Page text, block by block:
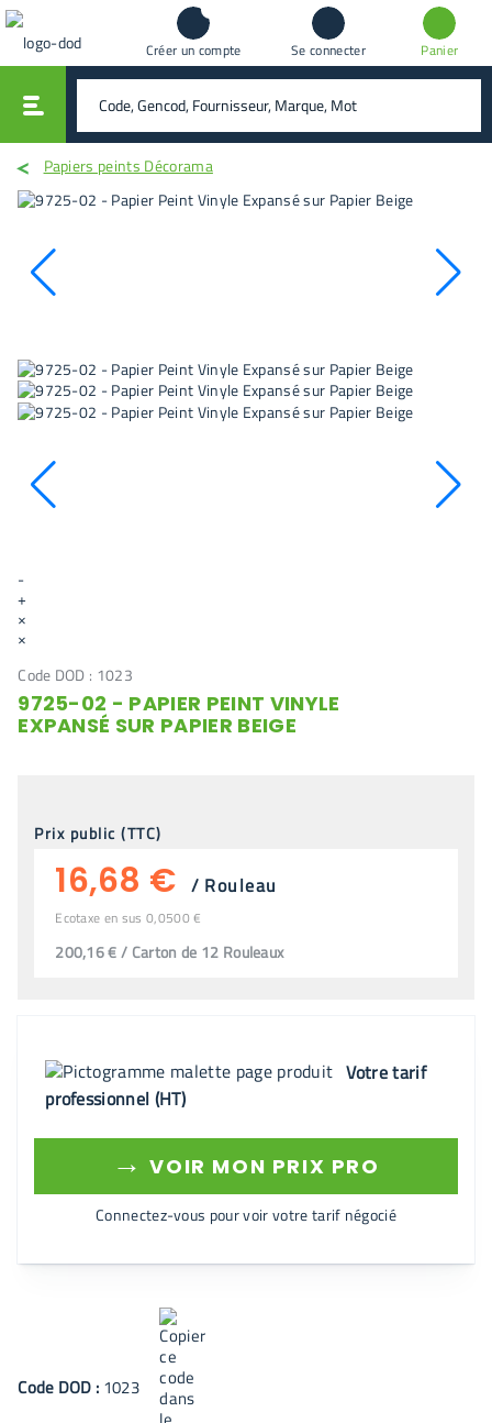
Créer un compte Se connecter Panier
rechercher
Papiers peints Décorama
-
+
×
×
Code DOD : 1023
9725-02 - PAPIER PEINT VINYLE
EXPANSÉ SUR PAPIER BEIGE
Prix public (TTC)
16,68 € / Rouleau
Ecotaxe en sus 0,0500 €
200,16 € / Carton de 12 Rouleaux
Votre tarif
professionnel (HT)
→ VOIR MON PRIX PRO
Connectez-vous pour voir votre tarif négocié
Code DOD : 1023